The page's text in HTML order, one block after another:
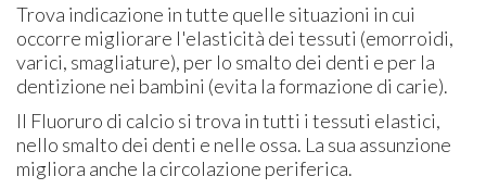
Trova indicazione in tutte quelle situazioni in cui
occorre migliorare l'elasticità dei tessuti (emorroidi,
varici, smagliature), per lo smalto dei denti e per la
dentizione nei bambini (evita la formazione di carie).
Il Fluoruro di calcio si trova in tutti i tessuti elastici,
nello smalto dei denti e nelle ossa. La sua assunzione
migliora anche la circolazione periferica.